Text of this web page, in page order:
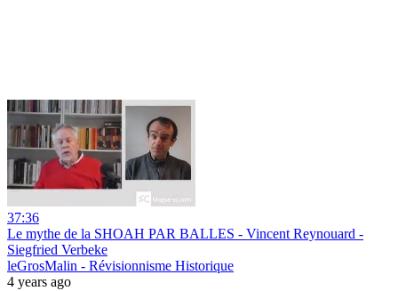
37:36
Le mythe de la SHOAH PAR BALLES - Vincent Reynouard -
Siegfried Verbeke
leGrosMalin - Révisionnisme Historique
4 years ago